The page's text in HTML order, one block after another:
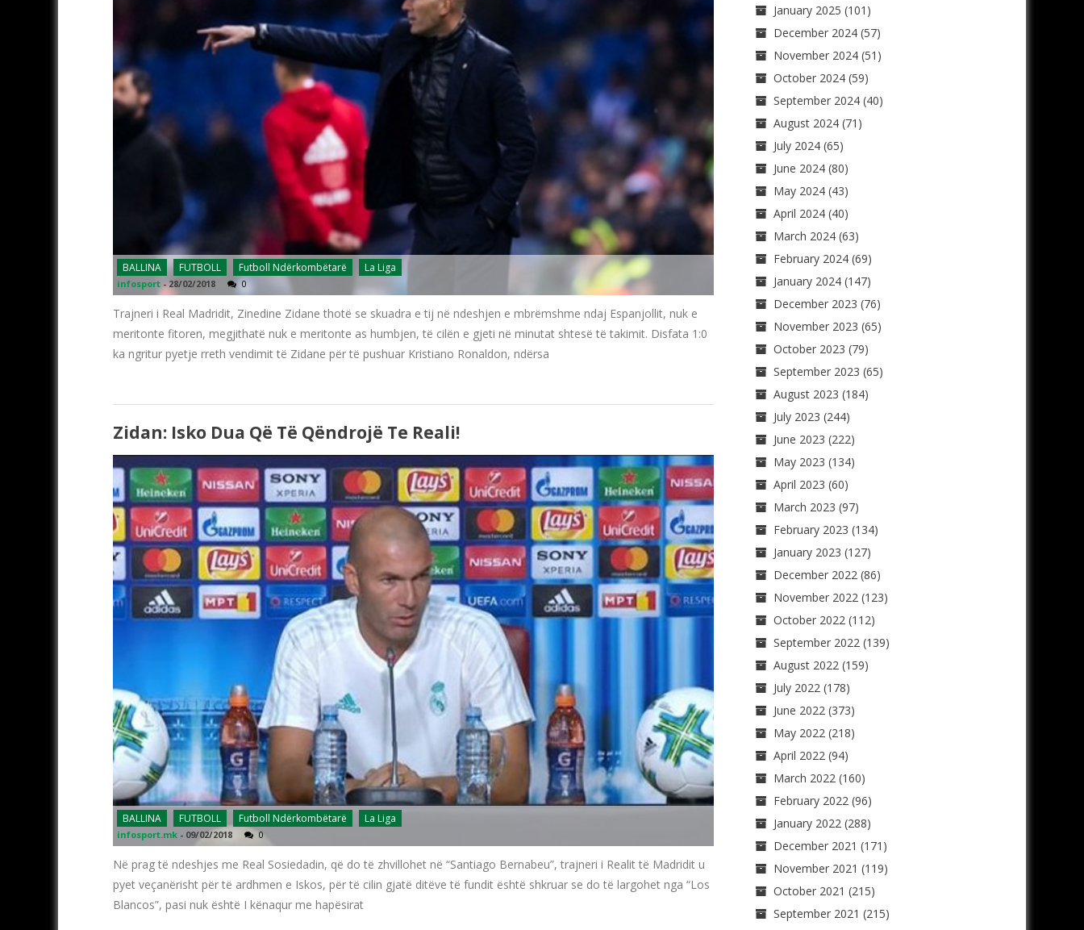
BALLINA FUTBOLL Futboll Ndërkombëtarë La Liga
infosport -28/02/2018 0
Trajneri i Real Madridit, Zinedine Zidane thotë se skuadra e tij në ndeshjen e mbrëmshme ndaj Espanjollit, nuk e
meritonte fitoren, megjithatë nuk e meritonte as humbjen, të cilën e gjeti në minutat shtesë të takimit. Disfata 1:0
ka ngritur pyetje rreth vendimit të Zidane për të pushuar Kristiano Ronaldon, ndërsa
Zidan: Isko Dua Që Të Qëndrojë Te Reali!
BALLINA FUTBOLL Futboll Ndërkombëtarë La Liga
infosport.mk - 09/02/2018 0
Në prag të ndeshjes me Real Sosiedadin, që do të zhvillohet në “Santiago Bernabeu”, trajneri i Realit të Madridit u
pyet veçanërisht për të ardhmen e Iskos, për të cilin gjatë ditëve të fundit është shkruar se do të largohet nga “Los
Blancos”, pasi nuk është I kënaqur me hapësirat
January 2025 (101)
December 2024(57)
November 2024(51)
October 2024(59)
September 2024(40)
August 2024(71)
July 2024(65)
June 2024(80)
May 2024(43)
April 2024(40)
March 2024(63)
February 2024(69)
January 2024(147)
December 2023 (76)
November 2023 (65)
October 2023 (79)
September 2023 (65)
August 2023 (184)
July 2023 (244)
June 2023 (222)
May 2023 (134)
April 2023 (60)
March 2023 (97)
February 2023 (134)
January 2023 (127)
December 2022(86)
November 2022(123)
October 2022(112)
September 2022(139)
August 2022(159)
July 2022(178)
June 2022(373)
May 2022(218)
April 2022(94)
March 2022(160)
February 2022(96)
January 2022(288)
December 2021 (171)
November 2021 (119)
October 2021 (215)
September 2021 (215)